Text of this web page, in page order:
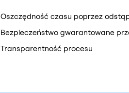
Oszczędność czasu poprzez
Bezpieczeństwo gwarantowane
Transparentność procesu